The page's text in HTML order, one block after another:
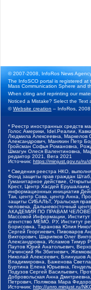
© 2007-2008, InfoRos News
The InfoSCO portal is registered
Mass Communication Sphere and
When citing and reprinting our
Noticed a Mistake? Select the Text
©Website creation – InfoRos, 2008
* Реестр иностранных средств
Голос Америки, Idel.Реалии,
Людмила Алексеевна, Маркелов
Александрович, Маняхин Петр
Гройсман Софья Романовна,
Шмагун Олеся Валентиновна,
редактор 2021, Вега 2021
Источник: https://minjust.gov.ru/ru/
* Сведения реестра НКО,
Фонд защиты прав граждан
Гуманитарное действие,
Крест, Центр Хасдей Ерушалаим,
информационных инициатив
Так, центр Сова, центр Анна,
защиты СИБАЛЬТ, Уральская
человека, Дальневосточный
АКАДЕМИЯ ПО ПРАВАМ ЧЕЛОВЕКА,
Массовой Информации, Институт
агентство МЕМО. РУ, Институт
Борисовна, Таранова Юлия
Сергей Георгиевич, Пивоваров
Викторович, Шарипков Олег
Александровна, Исламов Тимур
Паутов Юрий Анатольевич,
Рачинский Ян Збигневич,
Николай Алексеевич, Блинушов
Владимировна, Баженова
Буртина Елена Юрьевна,
Подузов Сергей Васильевич,
Добровольская Анна
Петрович, Полякова Мара
Источник: http://unro.minjust.ru/